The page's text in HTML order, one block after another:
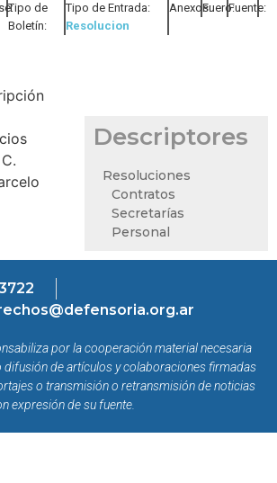
Tipo de
Boletín:
Tipo de Entrada:
Resolucion
Anexos:Fuero:Fuente:
Descriptores
Resoluciones
Contratos
Secretarías
Personal
por la cooperación material necesaria
difusión de artículos y colaboraciones firmadas
o transmisión o retransmisión de noticias
expresión de su fuente.